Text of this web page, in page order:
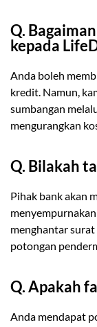
Q.
kepada
Anda boleh
kredit. Namun,
sumbangan
mengurangkan
Q. Bilakah
Pihak bank akan
menghantar
potongan
Q. Apakah
Anda mendapat